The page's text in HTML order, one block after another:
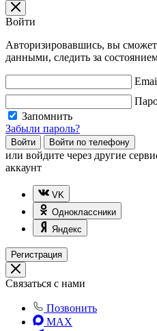
Войти
Авторизировавшись, вы
данными, следить за
Запомнить
Забыли пароль?
Войти Войти по телефону
или войдите через другие
аккаунт
VK
Одноклассники
Яндекс
Регистрация
Связаться с нами
Позвонить
MAX